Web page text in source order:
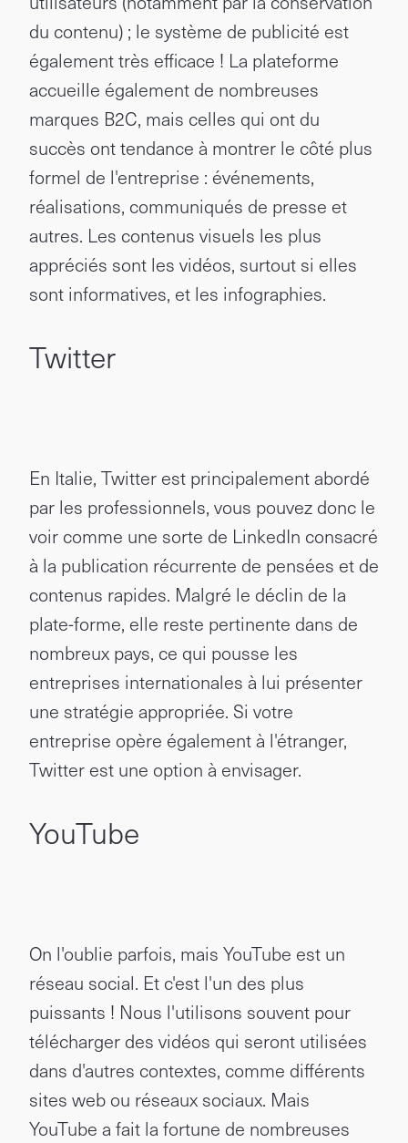
du contenu) ; le système de publicité est
également très efficace ! La plateforme
accueille également de nombreuses
marques B2C, mais celles qui ont du
succès ont tendance à montrer le côté plus
formel de l'entreprise : événements,
réalisations, communiqués de presse et
autres. Les contenus visuels les plus
appréciés sont les vidéos, surtout si elles
sont informatives, et les infographies.
Twitter
En Italie, Twitter est principalement abordé
par les professionnels, vous pouvez donc le
voir comme une sorte de LinkedIn consacré
à la publication récurrente de pensées et de
contenus rapides. Malgré le déclin de la
plate-forme, elle reste pertinente dans de
nombreux pays, ce qui pousse les
entreprises internationales à lui présenter
une stratégie appropriée. Si votre
entreprise opère également à l'étranger,
Twitter est une option à envisager.
YouTube
On l'oublie parfois, mais YouTube est un
réseau social. Et c'est l'un des plus
puissants ! Nous l'utilisons souvent pour
télécharger des vidéos qui seront utilisées
dans d'autres contextes, comme différents
sites web ou réseaux sociaux. Mais
YouTube a fait la fortune de nombreuses